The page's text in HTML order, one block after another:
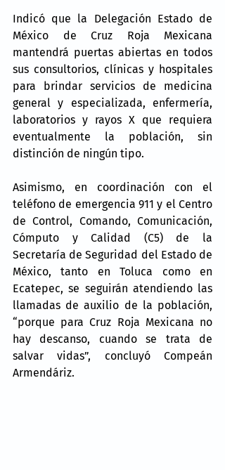
Indicó que la Delegación Estado de
México de Cruz Roja Mexicana
mantendrá puertas abiertas en todos
sus consultorios, clínicas y hospitales
para brindar servicios de medicina
general y especializada, enfermería,
laboratorios y rayos X que requiera
eventualmente la población, sin
distinción de ningún tipo.
Asimismo, en coordinación con el
teléfono de emergencia 911 y el Centro
de Control, Comando, Comunicación,
Cómputo y Calidad (C5) de la
Secretaría de Seguridad del Estado de
México, tanto en Toluca como en
Ecatepec, se seguirán atendiendo las
llamadas de auxilio de la población,
“porque para Cruz Roja Mexicana no
hay descanso, cuando se trata de
salvar vidas”, concluyó Compeán
Armendáriz.